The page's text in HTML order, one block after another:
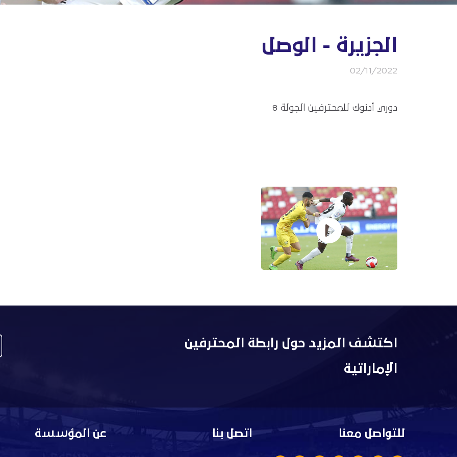
الجزيرة - الوصل
02/11/2022
دوري أدنوك للمحترفين الجولة 8
اكتشف المزيد حول رابطة المحترفين
الإماراتية
للتواصل معنا اتصل بنا عن المؤسسة